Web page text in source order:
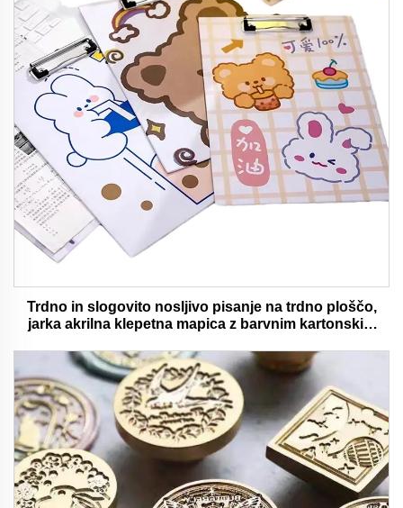
Trdno in slogovito nosljivo pisanje na trdno ploščo,
jarka akrilna klepetna mapica z barvnim kartonskim